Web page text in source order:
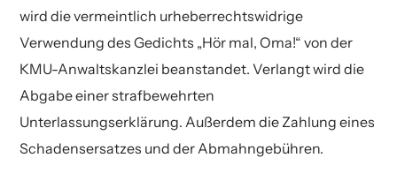
wird die vermeintlich urheberrechtswidrige
Verwendung des Gedichts „Hör mal, Oma!“ von der
KMU-Anwaltskanzlei beanstandet. Verlangt wird die
Abgabe einer strafbewehrten
Unterlassungserklärung. Außerdem die Zahlung eines
Schadensersatzes und der Abmahngebühren.